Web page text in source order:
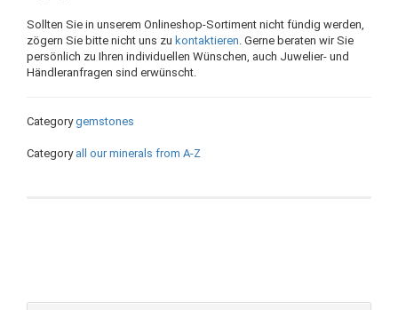
Sollten Sie in unserem Onlineshop-Sortiment nicht fündig werden,
zögern Sie bitte nicht uns zu kontaktieren. Gerne beraten wir Sie
persönlich zu Ihren individuellen Wünschen, auch Juwelier- und
Händleranfragen sind erwünscht.
Category gemstones
Category all our minerals from A-Z